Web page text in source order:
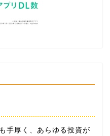
手厚く、あらゆる投資が